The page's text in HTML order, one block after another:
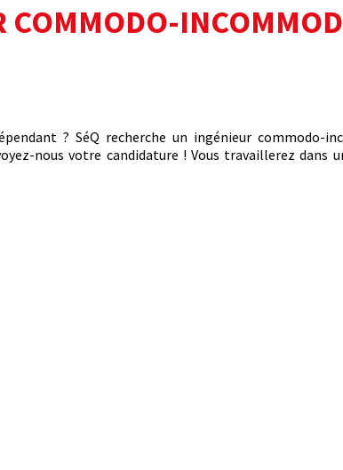
COMMODO-
? SéQ recherche un ingénieur commodo-
nous votre candidature ! Vous travaillerez